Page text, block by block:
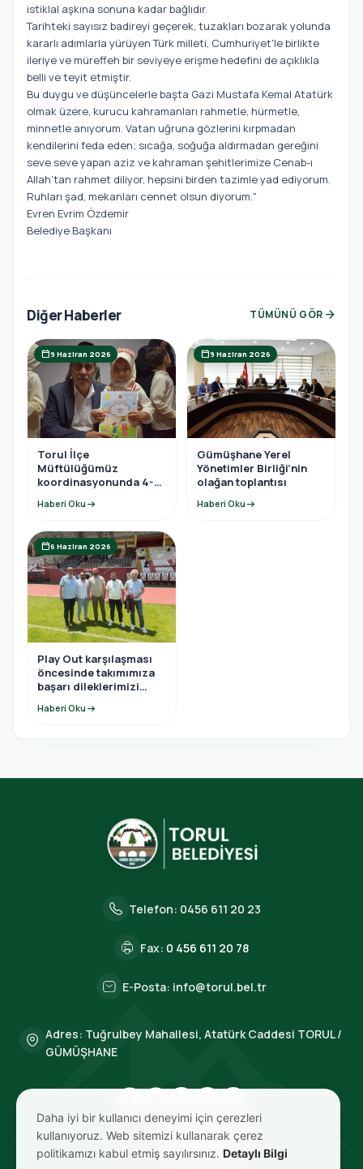
istiklal aşkına sonuna kadar bağlıdır.
Tarihteki sayısız badireyi geçerek, tuzakları bozarak yolunda
kararlı adımlarla yürüyen Türk milleti, Cumhuriyet'le birlikte
ileriye ve müreffeh bir seviyeye erişme hedefini de açıklıkla
belli ve teyit etmiştir.
Bu duygu ve düşüncelerle başta Gazi Mustafa Kemal Atatürk
olmak üzere, kurucu kahramanları rahmetle, hürmetle,
minnetle anıyorum. Vatan uğruna gözlerini kırpmadan
kendilerini feda eden; sıcağa, soğuğa aldırmadan gereğini
seve seve yapan aziz ve kahraman şehitlerimize Cenab-ı
Allah’tan rahmet diliyor, hepsini birden tazimle yad ediyorum.
Ruhları şad, mekanları cennet olsun diyorum."
Evren Evrim Özdemir
Belediye Başkanı
Diğer Haberler TÜMÜNÜ GÖR arrow_forward
calendar_today9 Haziran 2026
Torul İlçe
Müftülüğümüz
koordinasyonunda 4-6
sonu programına
Haberi Oku arrow_right_alt
calendar_today9 Haziran 2026
Gümüşhane Yerel
Yönetimler Birliği’nin
olağan toplantısı
Haberi Oku arrow_right_alt
calendar_today6 Haziran 2026
Play Out karşılaşması
öncesinde takımımıza
başarı dileklerimizi
Haberi Oku arrow_right_alt
Telefon: 0456 611 20 23
Fax: 0 456 611 20 78
E-Posta: info@torul.bel.tr
Adres: Tuğrulbey Mahallesi, Atatürk Caddesi TORUL /
GÜMÜŞHANE
BIZE ULAŞIN
Daha iyi bir kullanıcı deneyimi için çerezleri
kullanıyoruz. Web sitemizi kullanarak çerez
politikamızı kabul etmiş sayılırsınız. Detaylı Bilgi